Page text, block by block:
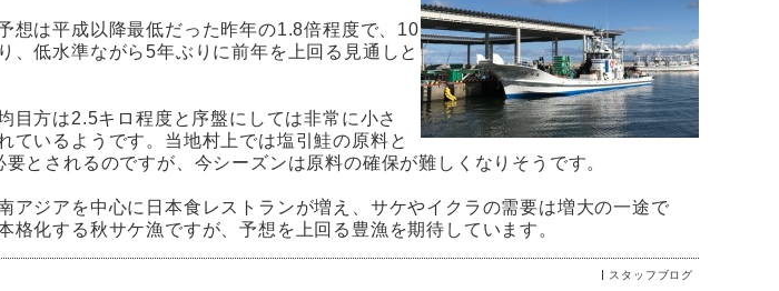
想は平成以降最低だった昨年の1.8倍程度で、10
、低水準ながら5年ぶりに前年を上回る見通しと
目方は2.5キロ程度と序盤にしては非常に小さ
ているようです。当地村上では塩引鮭の原料と
とされるのですが、今シーズンは原料の確保が難しくなりそうです。
アジアを中心に日本食レストランが増え、サケやイクラの需要は増大の一途で
格化する秋サケ漁ですが、予想を上回る豊漁を期待しています。
スタッフブログ